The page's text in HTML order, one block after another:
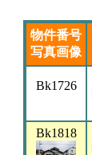
物件番号
写真画像
Bk1726
Bk1818